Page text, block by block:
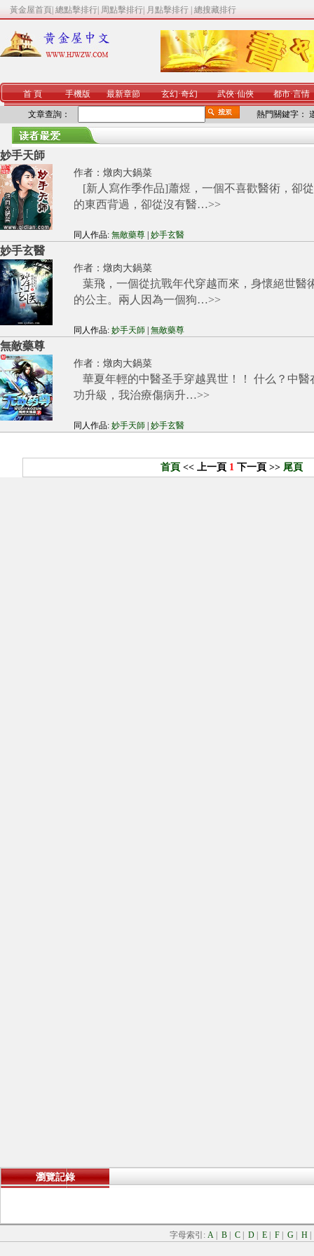
黃金屋首頁 總點擊排行 周點擊排行 月點擊排行 總搜藏排行
首 頁 手機版 最新章節 玄幻·奇幻 武俠·仙俠 都市·言情
文章查詢： 熱門關鍵字：
妙手天師
作者： 燉肉大鍋菜
[新人寫作季作品]蕭煜，一個不喜歡醫術，卻
的東西背過，卻從沒有醫…>>
同人作品: 無敵藥尊 妙手玄醫
妙手玄醫
作者： 燉肉大鍋菜
葉飛，一個從抗戰年代穿越而來，身懷絕世醫
的公主。兩人因為一個狗…>>
同人作品: 妙手天師 無敵藥尊
無敵藥尊
作者： 燉肉大鍋菜
華夏年輕的中醫圣手穿越異世！！ 什么？中
功升級，我治療傷病升…>>
同人作品: 妙手天師 妙手玄醫
首頁 << 上一頁 1 下一頁 >> 尾頁
瀏覽記錄
字母索引: A B C D E F G H